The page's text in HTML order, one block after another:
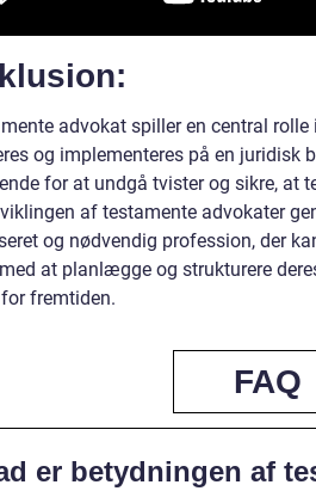
advokat spiller en central rolle
og implementeres på en juridisk
for at undgå tvister og sikre, at
af testamente advokater
og nødvendig profession, der
at planlægge og strukturere
fremtiden.
FAQ
er betydningen af